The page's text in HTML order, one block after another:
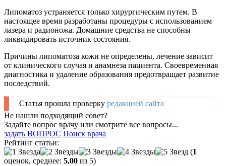
Липоматоз устраняется только хирургическим путем. В
настоящее время разработаны процедуры с использованием
лазера и радионожа. Домашние средства не способны
ликвидировать источник состояния.
Причины липоматоза кожи не определены, лечение зависит
от клинического случая и анамнеза пациента. Своевременная
диагностика и удаление образования предотвращает развитие
последствий.
Статья прошла проверку редакцией сайта
Не нашли подходящий совет?
Задайте вопрос врачу или смотрите все вопросы...
задать ВОПРОС Поиск врача
Рейтинг статьи:
(1
оценок, среднее: 5,00 из 5)